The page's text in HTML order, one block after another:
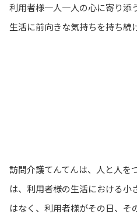
利用者様一人一人の心に寄り添
生活に前向きな気持ちを持ち続
訪問介護てんてんは、人と人を
は、利用者様の生活における
はなく、利用者様がその日、そ